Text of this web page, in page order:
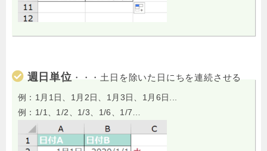
週日単位 ・・・土日を除いた日にちを連続させる
例：1月1日、1月2日、1月3日、1月6日...
例：1/1、1/2、1/3、1/6、1/7…